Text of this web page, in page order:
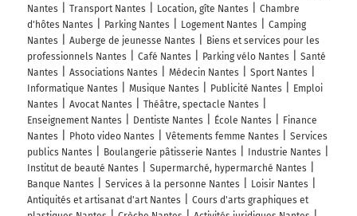
Nantes
Transport Nantes Location, gîte Nantes
Chambre
d'hôtes Nantes
Parking Nantes Logement Nantes
Camping
Nantes
Auberge de jeunesse Nantes
Biens et services pour les
professionnels Nantes
Café Nantes Parking vélo Nantes
Santé
Nantes
Associations Nantes Médecin Nantes
Sport Nantes
Informatique Nantes
Musique Nantes Publicité Nantes
Emploi
Nantes
Avocat Nantes
Théâtre, spectacle Nantes
Enseignement Nantes
Dentiste Nantes École Nantes
Finance
Nantes
Photo video Nantes Vêtements femme Nantes
Services
publics Nantes
Boulangerie pâtisserie Nantes
Industrie Nantes
Institut de beauté Nantes
Supermarché, hypermarché Nantes
Banque Nantes
Services à la personne Nantes
Loisir Nantes
Antiquités et artisanat d'art Nantes
Cours d'arts graphiques et